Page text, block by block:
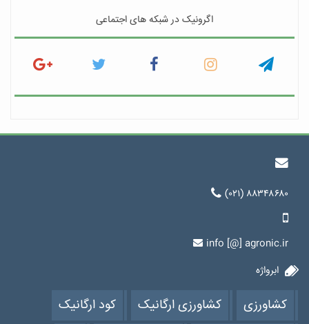
اگرونیک در شبکه های اجتماعی
(۰۲۱) ۸۸۳۴۸۶۸۰
info [@] agronic.ir
ابرواژه
کشاورزی کشاورزی ارگانیک کود ارگانیک